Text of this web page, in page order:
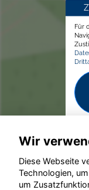
Für
©
Wir
Diese Webseite
Technologien,
um